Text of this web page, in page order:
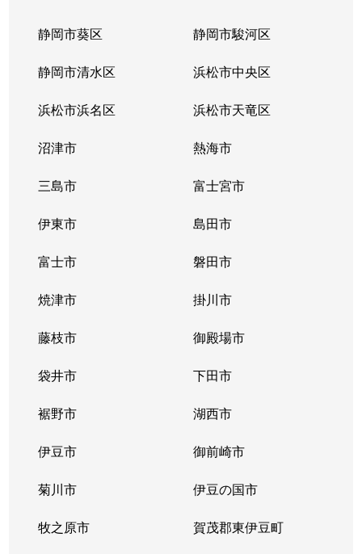
静岡市葵区 静岡市駿河区
静岡市清水区 浜松市中央区
浜松市浜名区 浜松市天竜区
沼津市 熱海市
三島市 富士宮市
伊東市 島田市
富士市 磐田市
焼津市 掛川市
藤枝市 御殿場市
袋井市 下田市
裾野市 湖西市
伊豆市 御前崎市
菊川市 伊豆の国市
牧之原市 賀茂郡東伊豆町